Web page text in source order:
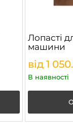
Лопасті
машини
від 1
В наявності